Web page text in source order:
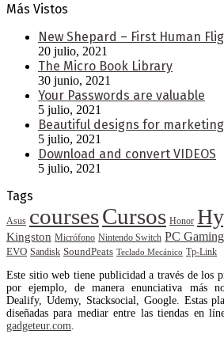
Más Vistos
New Shepard – First Human
20 julio, 2021
The Micro Book Library
30 junio, 2021
Your Passwords are valuable
5 julio, 2021
Beautiful designs for marketing
5 julio, 2021
Download and convert VIDEOS
5 julio, 2021
Tags
Asus coursesCursos Honor
Kingston Micrófono Nintendo Switch PC Gaming
EVO Sandisk SoundPeats Teclado Mecánico Tp-Link
Este sitio web tiene publicidad a través de los
por ejemplo, de manera enunciativa más
Dealify, Udemy, Stacksocial, Google. Estas
diseñadas para mediar entre las tiendas en
gadgeteur.com